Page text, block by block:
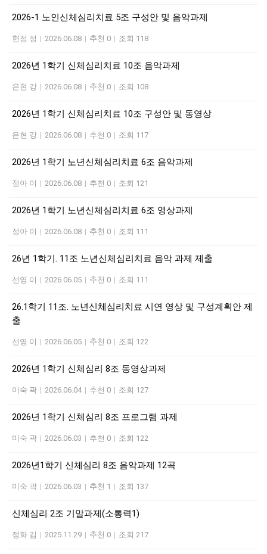
2026-1 노인신체심리치료 5조 구성안 및 음악과제
현정 정 | 2026.06.08 | 추천 0 | 조회 118
2026년 1학기 신체심리치료 10조 음악과제
은현 강 | 2026.06.08 | 추천 0 | 조회 108
2026년 1학기 신체심리치료 10조 구성안 및 동영상
은현 강 | 2026.06.08 | 추천 0 | 조회 117
2026년 1학기 노년신체심리치료 6조 음악과제
정아 이 | 2026.06.08 | 추천 0 | 조회 121
2026년 1학기 노년신체심리치료 6조 영상과제
정아 이 | 2026.06.08 | 추천 0 | 조회 111
26년 1학기. 11조 노년신체심리치료 음악 과제 제출
선영 이 | 2026.06.05 | 추천 0 | 조회 111
26.1학기 11조. 노년신체심리치료 시연 영상 및 구성계획안 제
출
선영 이 | 2026.06.05 | 추천 0 | 조회 122
2026년 1학기 신체심리 8조 동영상과제
미숙 곽 | 2026.06.04 | 추천 0 | 조회 127
2026년 1학기 신체심리 8조 프로그램 과제
미숙 곽 | 2026.06.03 | 추천 0 | 조회 122
2026년1학기 신체심리 8조 음악과제 12곡
미숙 곽 | 2026.06.03 | 추천 1 | 조회 137
신체심리 2조 기말과제(소통력1)
정화 김 | 2025.11.29 | 추천 0 | 조회 217